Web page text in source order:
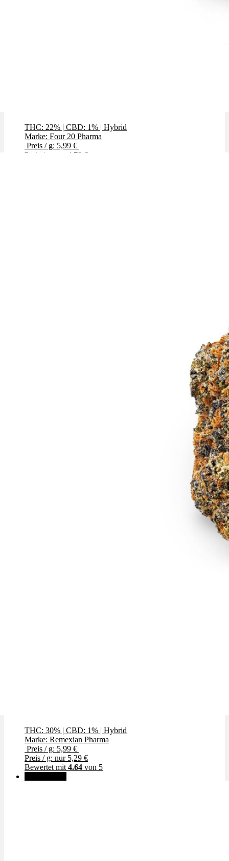
THC: 22% | CBD: 1% | Hybrid
Marke: Four 20 Pharma
Preis / g: 5,99 €
Preis / g: nur 4,79 €
THC: 30% | CBD: 1% | Hybrid
Marke: Remexian Pharma
Preis / g: 5,99 €
Preis / g: nur 5,29 €
Bewertet mit 4.64 von 5